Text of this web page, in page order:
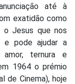
até à
exatidão como
o Jesus que nos
e pode ajudar a
ternura e
1964 o prémio
de Cinema), hoje